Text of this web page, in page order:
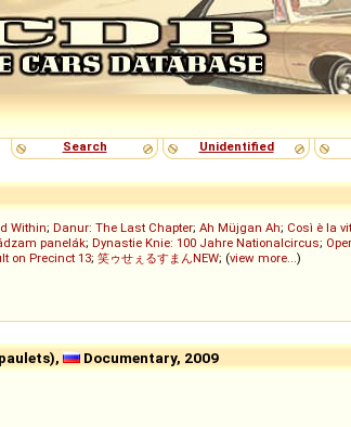
Search
Unidentified
Within; Danur: The Last Chapter; Ah Müjgan Ah; Così è la
panelák; Dynastie Knie: 100 Jahre Nationalcircus;
on Precinct 13; 笑ゥせぇるすまんNEW; (view more...)
Documentary, 2009